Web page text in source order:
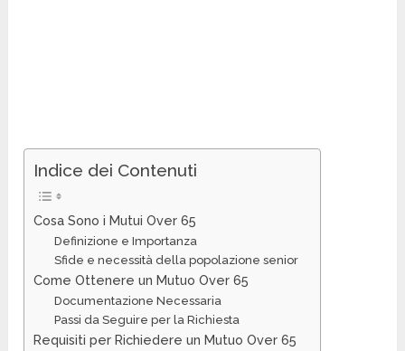
Indice dei Contenuti
Cosa Sono i Mutui Over 65
Definizione e Importanza
Sfide e necessità della popolazione senior
Come Ottenere un Mutuo Over 65
Documentazione Necessaria
Passi da Seguire per la Richiesta
Requisiti per Richiedere un Mutuo Over 65